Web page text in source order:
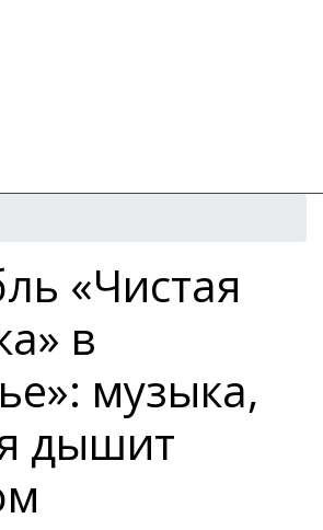
«Чистая
в
музыка,
дышит